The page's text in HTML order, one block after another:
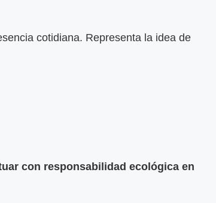
cotidiana. Representa la idea de
con responsabilidad ecológica en